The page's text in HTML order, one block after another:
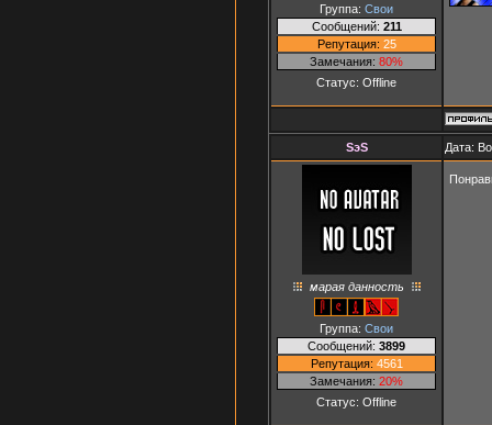
Группа: Свои
Сообщений: 211
Репутация: 25
Замечания: 80%
Статус: Offline
SэS Дата:
марая данность
Группа: Свои
Сообщений: 3899
Репутация: 4561
Замечания: 20%
Статус: Offline